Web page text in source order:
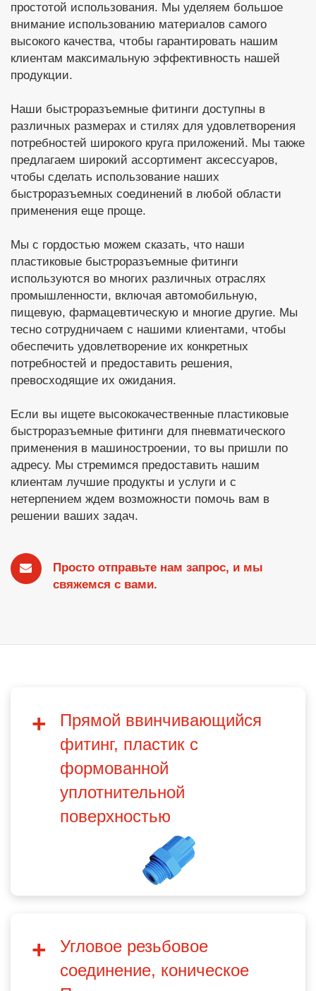
простотой использования. Мы уделяем большое
внимание использованию материалов самого
высокого качества, чтобы гарантировать нашим
клиентам максимальную эффективность нашей
продукции.
Наши быстроразъемные фитинги доступны в
различных размерах и стилях для удовлетворения
потребностей широкого круга приложений. Мы также
предлагаем широкий ассортимент аксессуаров,
чтобы сделать использование наших
быстроразъемных соединений в любой области
применения еще проще.
Мы с гордостью можем сказать, что наши
пластиковые быстроразъемные фитинги
используются во многих различных отраслях
промышленности, включая автомобильную,
пищевую, фармацевтическую и многие другие. Мы
тесно сотрудничаем с нашими клиентами, чтобы
обеспечить удовлетворение их конкретных
потребностей и предоставить решения,
превосходящие их ожидания.
Если вы ищете высококачественные пластиковые
быстроразъемные фитинги для пневматического
применения в машиностроении, то вы пришли по
адресу. Мы стремимся предоставить нашим
клиентам лучшие продукты и услуги и с
нетерпением ждем возможности помочь вам в
решении ваших задач.
Просто отправьте нам запрос, и мы
свяжемся с вами.
Прямой ввинчивающийся
фитинг, пластик с
формованной
уплотнительной
поверхностью
Угловое резьбовое
соединение, коническое